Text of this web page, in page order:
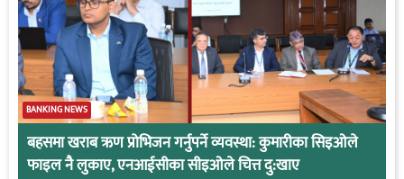
BANKING NEWS
बहसमा खराब ऋण प्रोभिजन गर्नुपर्ने व्यवस्था: कुमारीका सिइओले
फाइल नै लुकाए, एनआईसीका सीइओले चित्त दु:खाए